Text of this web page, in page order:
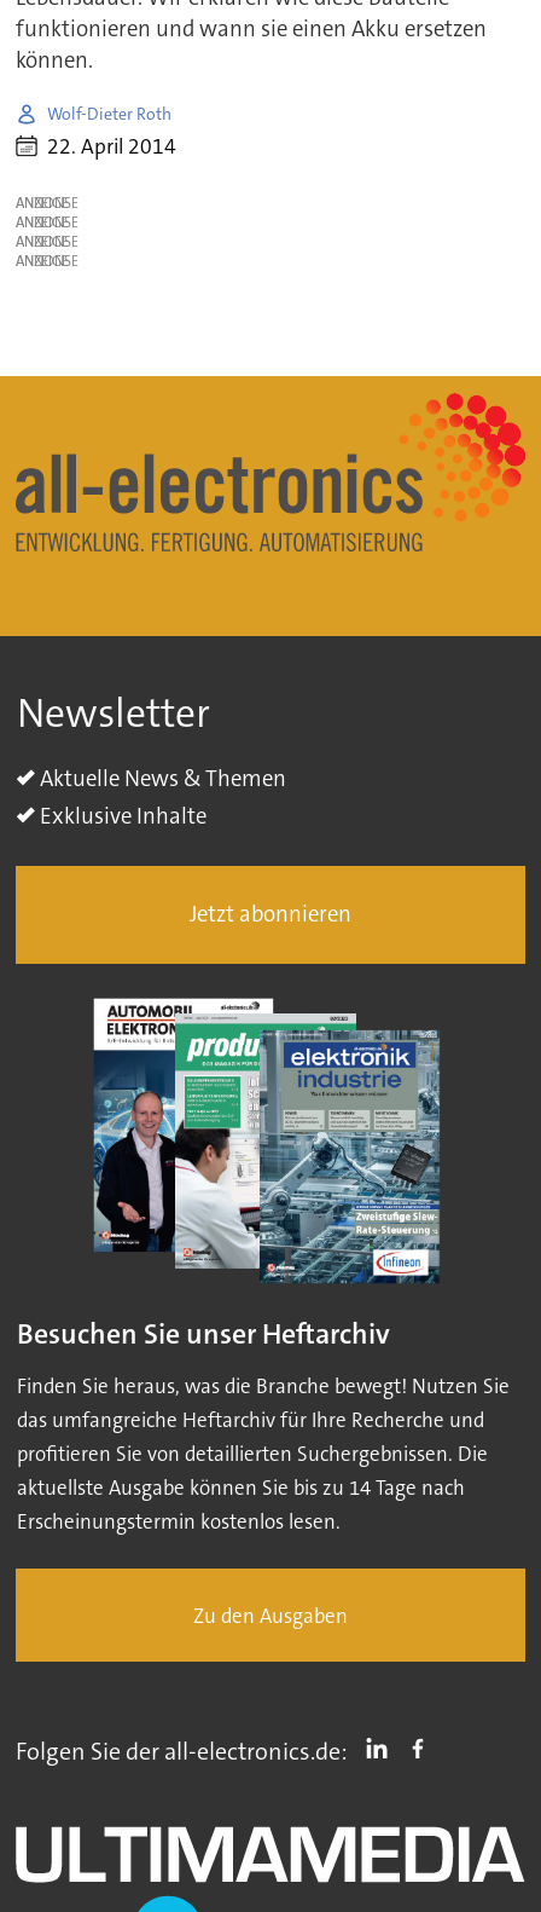
funktionieren und wann sie einen Akku ersetzen
können.
Wolf-Dieter Roth
22. April 2014
ANZEIGE
ANZEIGE
ANZEIGE
ANZEIGE
Newsletter
Aktuelle News & Themen
Exklusive Inhalte
Jetzt abonnieren
Besuchen Sie unser Heftarchiv
Finden Sie heraus, was die Branche bewegt! Nutzen Sie
das umfangreiche Heftarchiv für Ihre Recherche und
profitieren Sie von detaillierten Suchergebnissen. Die
aktuellste Ausgabe können Sie bis zu 14 Tage nach
Erscheinungstermin kostenlos lesen.
Zu den Ausgaben
Folgen Sie der all-electronics.de: